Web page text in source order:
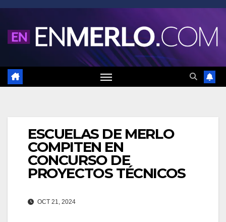
Saltar
contenido
ESCUELAS DE MERLO
COMPITEN EN
CONCURSO DE
PROYECTOS TÉCNICOS
OCT 21, 2024